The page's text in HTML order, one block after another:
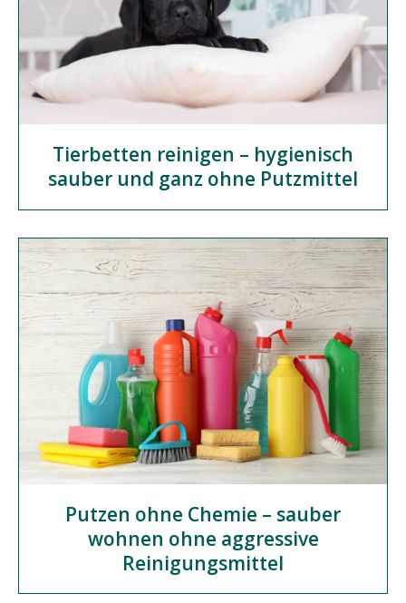
Tierbetten reinigen – hygienisch
sauber und ganz ohne Putzmittel
Putzen ohne Chemie – sauber
wohnen ohne aggressive
Reinigungsmittel